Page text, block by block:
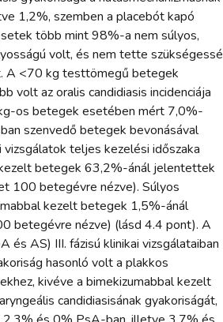
1,2%, szemben a placebót kapó
több mint 98%-a nem súlyos,
volt, és nem tette szükségessé
A <70 kg testtömegű betegek
volt az oralis candidiasis incidenciája
os betegek esetében mért 7,0%-
szenvedő betegek bevonásával
vizsgálatok teljes kezelési időszaka
betegek 63,2%-ánál jelentettek
100 betegévre nézve). Súlyos
kezelt betegek 1,5%-ánál
betegévre nézve) (lásd 4.4 pont). A
és AS) III. fázisú klinikai vizsgálataiban
hasonló volt a plakkos
kivéve a bimekizumabbal kezelt
candidiasisának gyakoriságát,